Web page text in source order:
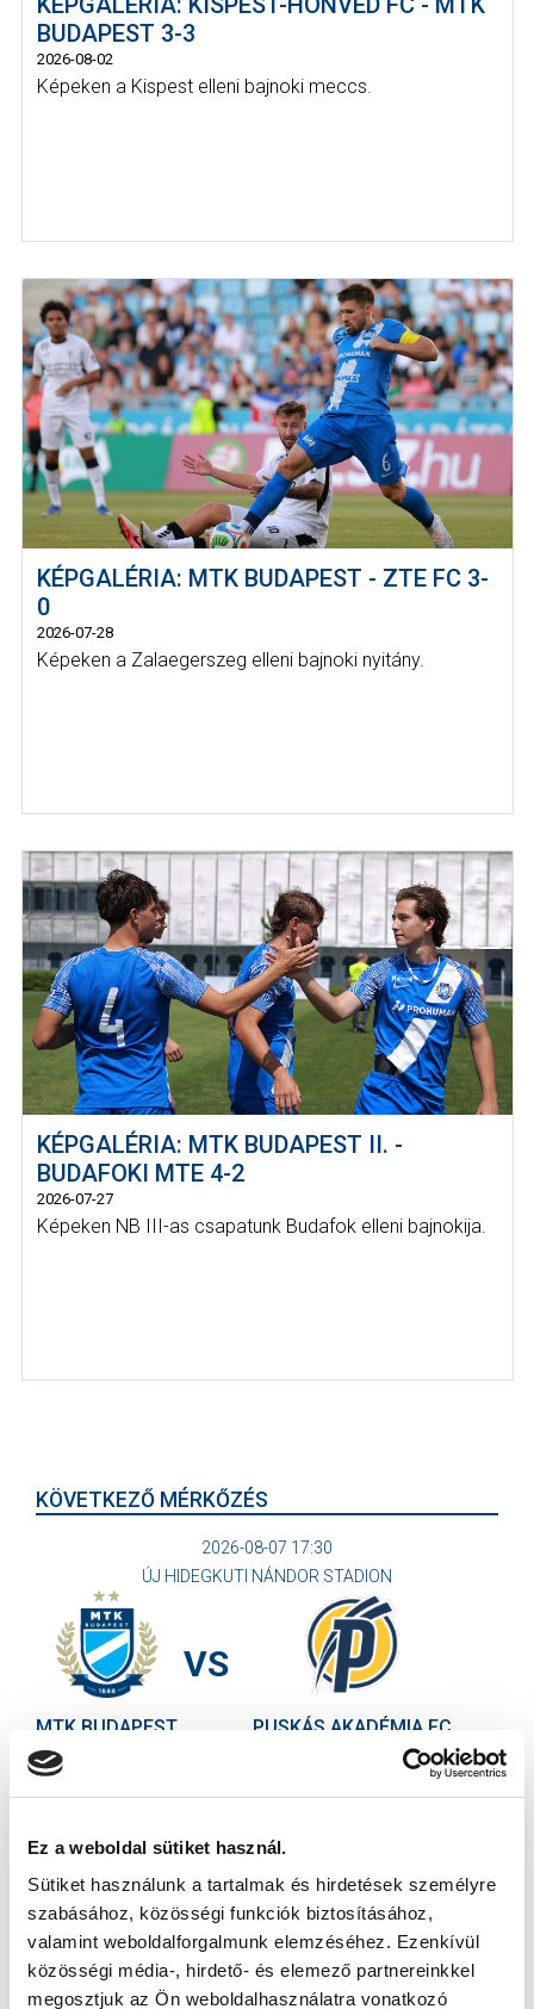
Ez a weboldal sütiket használ.
Sütiket használunk a tartalmak és hirdetések személyre
szabásához, közösségi funkciók biztosításához,
valamint weboldalforgalmunk elemzéséhez. Ezenkívül
közösségi média-, hirdető- és elemező partnereinkkel
megosztjuk az Ön weboldalhasználatra vonatkozó
BUDAPEST 3-3
2026-08-02
Képeken a Kispest elleni bajnoki meccs.
KÉPGALÉRIA: MTK BUDAPEST - ZTE FC 3-
0
2026-07-28
Képeken a Zalaegerszeg elleni bajnoki nyitány.
KÉPGALÉRIA: MTK BUDAPEST II. -
BUDAFOKI MTE 4-2
2026-07-27
Képeken NB III-as csapatunk Budafok elleni bajnokija.
KÖVETKEZŐ MÉRKŐZÉS
2026-08-07 17:30
ÚJ HIDEGKUTI NÁNDOR STADION
MTK BUDAPEST
VS
PUSKÁS AKADÉMIA FC
hírlevelünkre: